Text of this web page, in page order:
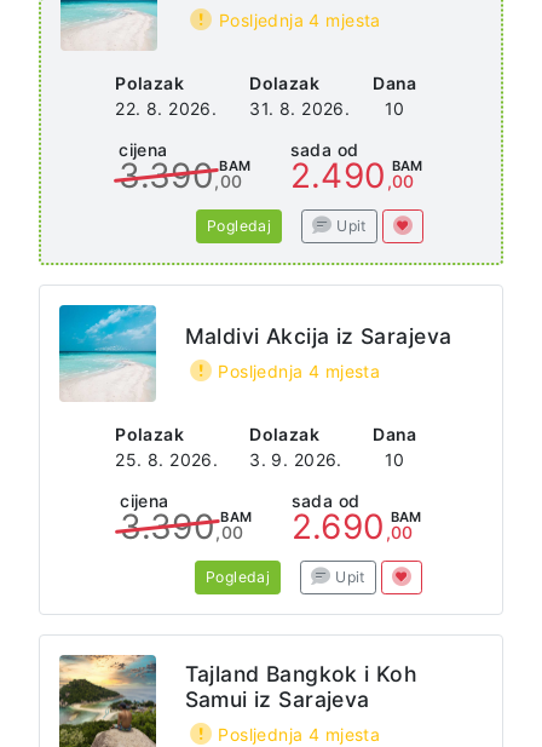
Polazak
22. 8. 2026.
Dolazak
31. 8. 2026.
Dana
10
Posljednja 4 mjesta
cijena
3.390 BAM
,00
sada od
2.490 BAM
,00
Pogledaj Upit
Polazak
25. 8. 2026.
Dolazak
3. 9. 2026.
Dana
10
Maldivi Akcija iz Sarajeva
Posljednja 4 mjesta
cijena
3.390 BAM
,00
sada od
2.690 BAM
,00
Pogledaj Upit
Tajland Bangkok i Koh
Samui iz Sarajeva
Posljednja 4 mjesta